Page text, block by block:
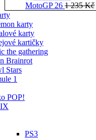
MotoGP 26 1 235Kč
karty
karty
kartičky
the gathering
Brainrot
Stars
1
POP!
PS3